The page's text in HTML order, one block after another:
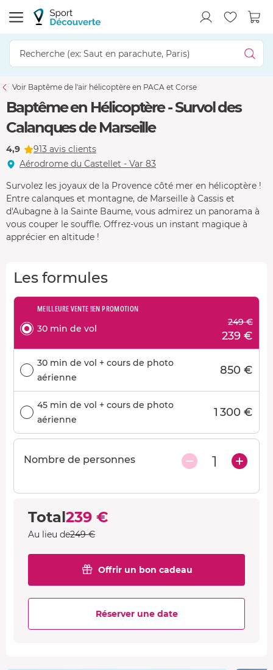
Voir Baptême de l'air hélicoptère en PACA et Corse
Baptême en Hélicoptère - Survol des
Calanques de Marseille
4,9
913 avis clients
Aérodrome du Castellet - Var 83
Survolez les joyaux de la Provence côté mer en hélicoptère !
Entre calanques et montagne, de Marseille à Cassis et
d'Aubagne à la Sainte Baume, vous admirez un panorama à
vous couper le souffle. Offrez-vous un instant magique à
apprécier en altitude !
Les formules
MEILLEURE VENTE !EN PROMOTION
30 min de vol
249 €
239 €
30 min de vol + cours de photo
aérienne
850 €
45 min de vol + cours de photo
aérienne
1 300 €
Nombre de personnes 1
Total239 €
Au lieu de249 €
Offrir un bon cadeau
Réserver une date